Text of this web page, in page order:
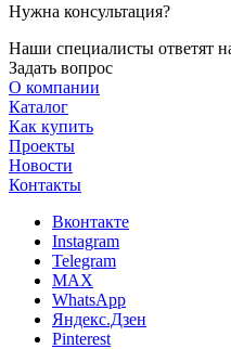
Нужна консультация?
Наши специалисты ответят
Задать вопрос
О компании
Каталог
Как купить
Проекты
Новости
Контакты
Вконтакте
Instagram
Telegram
MAX
WhatsApp
Яндекс.Дзен
Pinterest